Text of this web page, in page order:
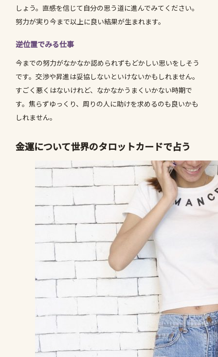
しょう。直感を信じて自分の思う道に進んでみてください。
努力が実り今まで以上に良い結果が生まれます。
逆位置でみる仕事
今までの努力がなかなか認められずもどかしい思いをしそう
です。交渉や昇進は妥協しないといけないかもしれません。
すごく悪くはないけれど、なかなかうまくいかない時期で
す。焦らずゆっくり、周りの人に助けを求めるのも良いかも
しれません。
金運について世界のタロットカードで占う